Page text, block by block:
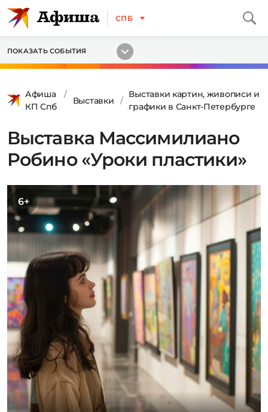
СПБ
ПОКАЗАТЬ СОБЫТИЯ
Афиша
КП Спб
Выставки
Выставки картин, живописи и
графики в Санкт-Петербурге
Выставка Массимилиано
Робино «Уроки пластики»
6+